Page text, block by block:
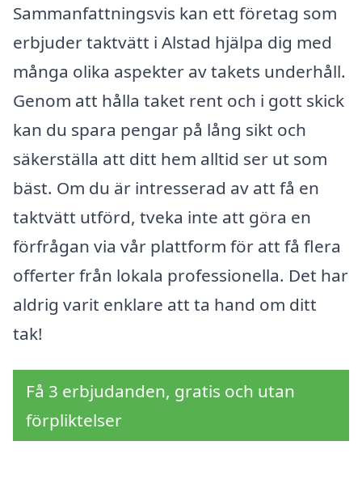
Sammanfattningsvis kan ett företag som
erbjuder taktvätt i Alstad hjälpa dig med
många olika aspekter av takets underhåll.
Genom att hålla taket rent och i gott skick
kan du spara pengar på lång sikt och
säkerställa att ditt hem alltid ser ut som
bäst. Om du är intresserad av att få en
taktvätt utförd, tveka inte att göra en
förfrågan via vår plattform för att få flera
offerter från lokala professionella. Det har
aldrig varit enklare att ta hand om ditt
tak!
Få 3 erbjudanden, gratis och utan
förpliktelser